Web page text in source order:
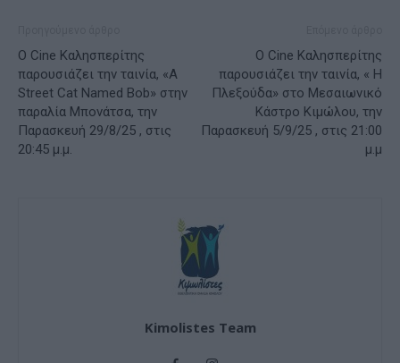
Ο Cine Καλησπερίτης
παρουσιάζει την ταινία, «A
Street Cat Named Bob» στην
παραλία Μπονάτσα, την
Παρασκευή 29/8/25 , στις
20:45 μ.μ.
Ο Cine Καλησπερίτης
παρουσιάζει την ταινία, « Η
Πλεξούδα» στο Μεσαιωνικό
Κάστρο Κιμώλου, την
Παρασκευή 5/9/25 , στις 21:00
μ.μ
Kimolistes Team